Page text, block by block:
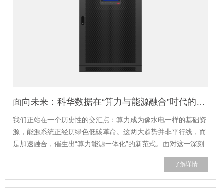
面向未来：科华数据在“算力与能源融合”时代的战略蓝图与前瞻布局
我们正站在一个历史性的交汇点：算力成为像水电一样的基础资
源，能源系统正经历绿色低碳革命。这两大趋势并非平行线，而
是加速融合，催生出“算力能源一体化”的新范式。面对这一深刻
变革，科华数据股份有限公司早已擘画清晰的战略蓝图，以前瞻
性的技术储备和业务布局，积极拥抱并立志引领这一融合时代。
核心战略：构建“算...
了解详情